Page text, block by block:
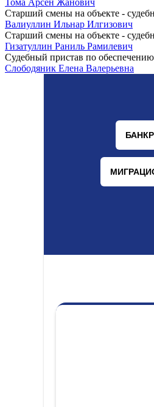
Старший смены на объекте -
Валиуллин Ильнар Илгизович
Старший смены на объекте -
Гизатуллин Раниль Рамилевич
Судебный пристав по обеспечению
Слободяник Елена Валерьевна